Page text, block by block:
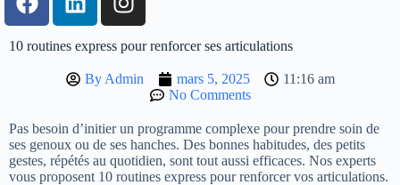
10 routines express pour renforcer ses articulations
ByAdmin mars 5, 2025
11:16 am
No Comments
Pas besoin d’initier un programme complexe pour prendre soin de
ses genoux ou de ses hanches. Des bonnes habitudes, des petits
gestes, répétés au quotidien, sont tout aussi efficaces. Nos experts
vous proposent 10 routines express pour renforcer vos articulations.